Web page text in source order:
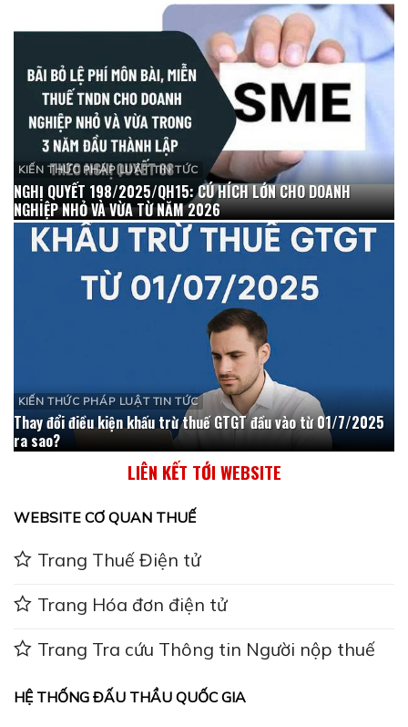
KIẾN THỨC PHÁP LUẬT TIN TỨC
NGHỊ QUYẾT 198/2025/QH15: CÚ HÍCH LỚN CHO DOANH
NGHIỆP NHỎ VÀ VỪA TỪ NĂM 2026
KIẾN THỨC PHÁP LUẬT TIN TỨC
Thay đổi điều kiện khấu trừ thuế GTGT đầu vào từ 01/7/2025
ra sao?
LIÊN KẾT TỚI WEBSITE
WEBSITE CƠ QUAN THUẾ
Trang Thuế Điện tử
Trang Hóa đơn điện tử
Trang Tra cứu Thông tin Người nộp thuế
HỆ THỐNG ĐẤU THẦU QUỐC GIA